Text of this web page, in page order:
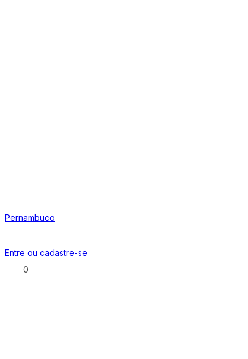
Pernambuco
Entre ou cadastre-se
0